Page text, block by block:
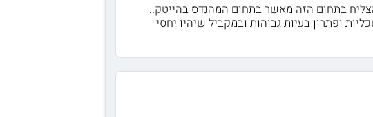
בתחום הזה מאשר בתחום המהנדס בהייטק..
ופתרון בעיות גבוהות ובמקביל שיהיו יחסי